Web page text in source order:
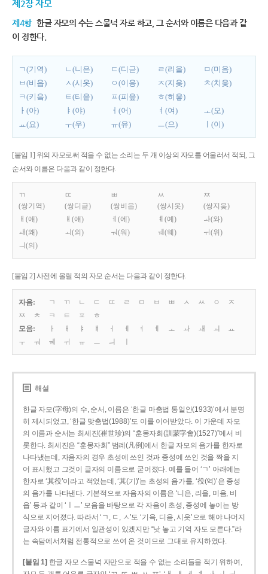
제2장 자모
제4항 한글 자모의 수는 스물넉 자로 하고, 그 순서와 이름은 다음과 같
이 정한다.
ㄱ(기역) ㄴ(니은) ㄷ(디귿) ㄹ(리을)
ㅁ(미음)
ㅂ(비읍)
ㅅ(시옷) ㅇ(이응) ㅈ(지읒)
ㅊ(치읓)
ㅋ(키읔)
ㅌ(티읕) ㅍ(피읖)
ㅎ(히읗)
ㅏ(아)
ㅑ(야) ㅓ(어) ㅕ(여)
ㅗ(오)
ㅛ(요)
ㅜ(우) ㅠ(유) ㅡ(으) ㅣ(이)
[붙임 1] 위의 자모로써 적을 수 없는 소리는 두 개 이상의 자모를 어울러서 적되, 그
순서와 이름은 다음과 같이 정한다.
ㄲ
(쌍기역)
ㄸ
(쌍디귿)
ㅃ
(쌍비읍)
ㅆ
(쌍시옷)
ㅉ
(쌍지읒)
ㅐ(애)
ㅒ(얘) ㅔ(에) ㅖ(예)
ㅘ(와)
ㅙ(왜)
ㅚ(외) ㅝ(워) ㅞ(웨)
ㅟ(위)
ㅢ(의)
[붙임 2] 사전에 올릴 적의 자모 순서는 다음과 같이 정한다.
자음: ㄱ ㄲ ㄴ ㄷ ㄸ ㄹ ㅁ ㅂ ㅃ ㅅ ㅆ ㅇ
ㅈ
ㅉ
ㅊ ㅋ ㅌ ㅍ
ㅎ
모음:
ㅏ ㅐ ㅑ ㅒ ㅓ ㅔ ㅕ ㅖ ㅗ ㅘ ㅙ ㅚ
ㅛ
ㅜ
ㅝ ㅞ ㅟ ㅠ ㅡ ㅢ
해설
한글 자모(字母)의 수, 순서, 이름은 ‘한글 마춤법 통일안(1933)’에서 분명
히 제시되었고, ‘한글 맞춤법(1988)’도 이를 이어받았다. 이 가운데 자모
의 이름과 순서는 최세진(崔世珍)의 “훈몽자회(訓蒙字會)(1527)”에서 비
롯한다. 최세진은 “훈몽자회” 범례(凡例)에서 한글 자모의 음가를 한자로
나타냈는데, 자음자의 경우 초성에 쓰인 것과 종성에 쓰인 것을 짝을 지
어 표시했고 그것이 글자의 이름으로 굳어졌다. 예를 들어 ‘ㄱ’ 아래에는
한자로 ‘其役’이라고 적었는데, ‘其(기)’는 초성의 음가를, ‘役(역)’은 종성
의 음가를 나타낸다. 기본적으로 자음자의 이름은 ‘니은, 리을, 미음, 비
읍’ 등과 같이 ‘ㅣㅡ’ 모음을 바탕으로 각 자음이 초성, 종성에 놓이는 방
식으로 지어졌다. 따라서 ‘ㄱ, ㄷ, ㅅ’도 ‘기윽, 디읃, 시읏’으로 해야 나머지
글자와 이름 표기에서 일관성이 있겠지만 “낫 놓고 기역 자도 모른다.”라
는 속담에서처럼 전통적으로 쓰여 온 것이므로 그대로 유지하였다.
[붙임 1] 한글 자모 스물넉 자만으로 적을 수 없는 소리들을 적기 위하여,